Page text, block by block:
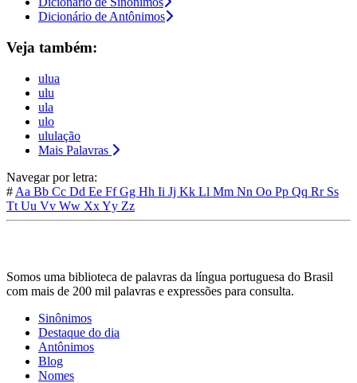
Dicionário de Antônimos
Veja também:
ulua
ulu
ula
ulo
ululação
Mais Palavras
Navegar por letra:
# Aa Bb Cc Dd Ee FfGg Hh Ii Jj Kk Ll Mm Nn Oo Pp Qq Rr Ss
Tt Uu Vv Ww XxYy Zz
Somos uma biblioteca de palavras da língua portuguesa do Brasil
com mais de 200 mil palavras e expressões para consulta.
Sinônimos
Destaque do dia
Antônimos
Blog
Nomes